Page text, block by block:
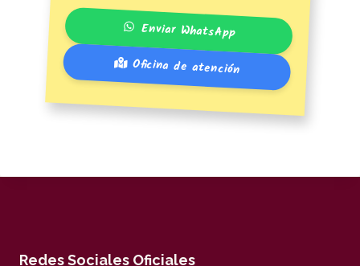
Enviar WhatsApp
Oficina de atención
Redes Sociales Oficiales